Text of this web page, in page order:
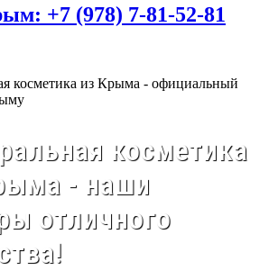
+7 (978) 7-81-52-81
косметика
- наши
отличного